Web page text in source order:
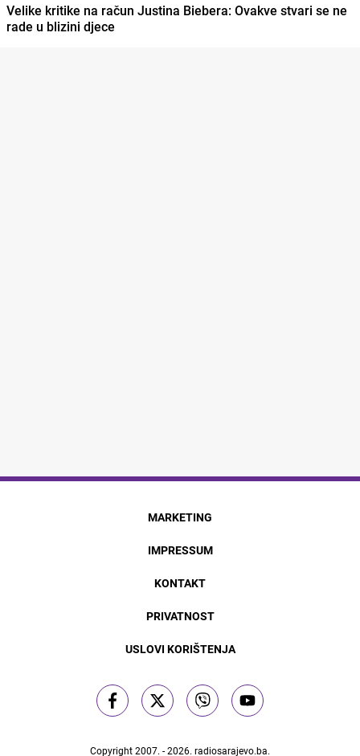
Velike kritike na račun Justina Biebera: Ovakve stvari se ne
rade u blizini djece
MARKETING
IMPRESSUM
KONTAKT
PRIVATNOST
USLOVI KORIŠTENJA
Copyright 2007. - 2026. radiosarajevo.ba.